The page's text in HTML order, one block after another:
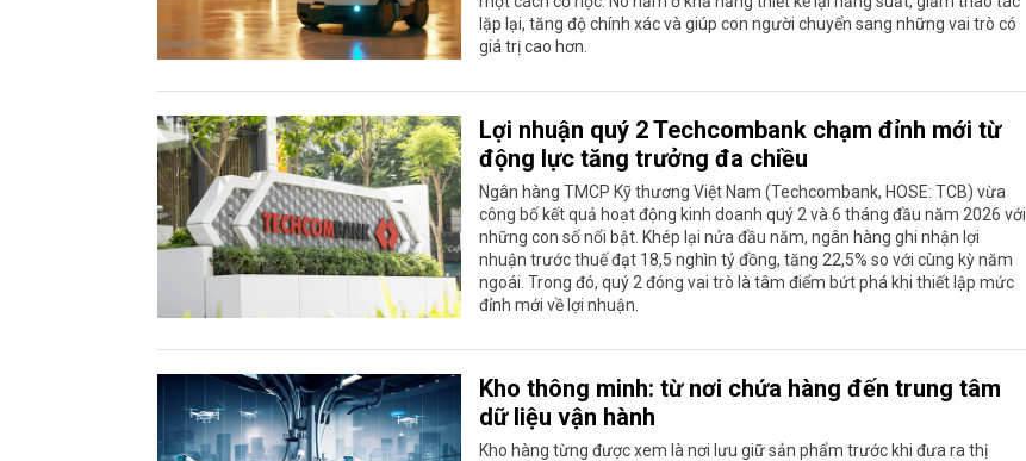
lặp lại, tăng độ chính xác và giúp con người chuyển sang những vai trò có
giá trị cao hơn.
Lợi nhuận quý 2 Techcombank chạm đỉnh mới từ
động lực tăng trưởng đa chiều
Ngân hàng TMCP Kỹ thương Việt Nam (Techcombank, HOSE: TCB) vừa
công bố kết quả hoạt động kinh doanh quý 2 và 6 tháng đầu năm 2026 với
những con số nổi bật. Khép lại nửa đầu năm, ngân hàng ghi nhận lợi
nhuận trước thuế đạt 18,5 nghìn tỷ đồng, tăng 22,5% so với cùng kỳ năm
ngoái. Trong đó, quý 2 đóng vai trò là tâm điểm bứt phá khi thiết lập mức
đỉnh mới về lợi nhuận.
Kho thông minh: từ nơi chứa hàng đến trung tâm
dữ liệu vận hành
Kho hàng từng được xem là nơi lưu giữ sản phẩm trước khi đưa ra thị